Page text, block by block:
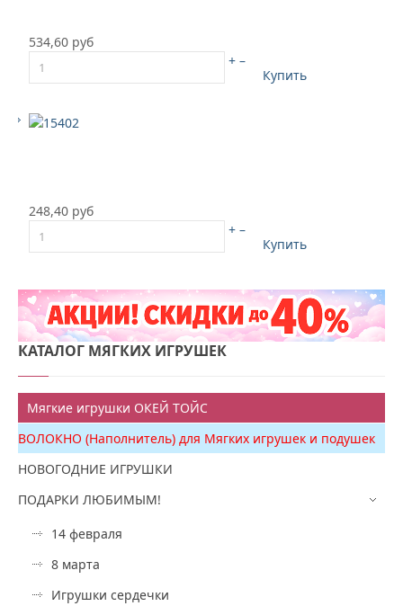
534,60 руб
+ –
Купить
248,40 руб
+ –
Купить
КАТАЛОГ МЯГКИХ ИГРУШЕК
Мягкие игрушки ОКЕЙ ТОЙС
ВОЛОКНО (Наполнитель) для Мягких игрушек и подушек
НОВОГОДНИЕ ИГРУШКИ
ПОДАРКИ ЛЮБИМЫМ!
14 февраля
8 марта
Игрушки сердечки